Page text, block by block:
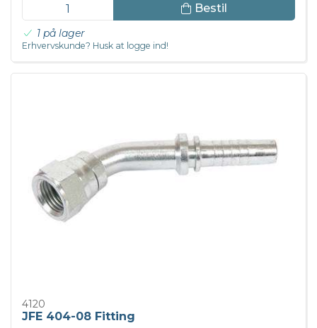
Bestil
1 på lager
Erhvervskunde? Husk at logge ind!
4120
JFE 404-08 Fitting